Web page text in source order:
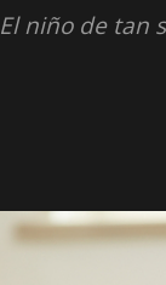
El niño de tan